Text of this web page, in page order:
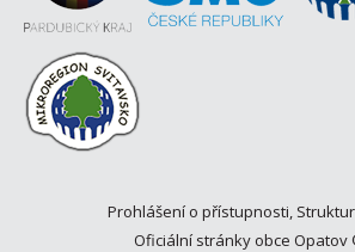
Prohlášení o přístupnosti,
Oficiální stránky obce Opatov